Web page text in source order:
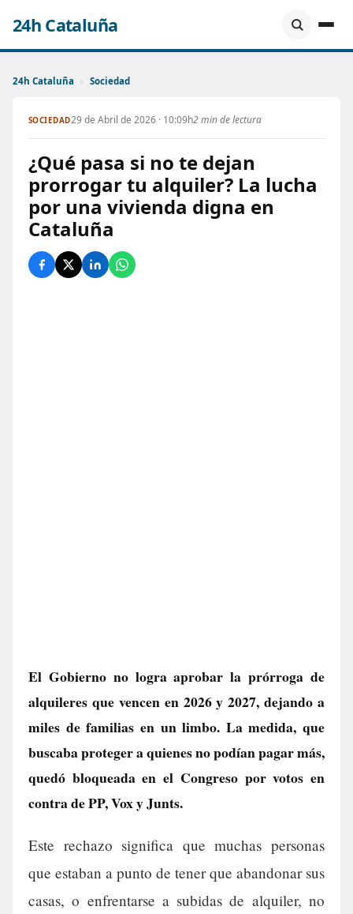
24h Cataluña
24h Cataluña › Sociedad
SOCIEDAD29 de Abril de 2026 · 10:09h2 min de lectura
¿Qué pasa si no te dejan
prorrogar tu alquiler? La lucha
por una vivienda digna en
Cataluña
El Gobierno no logra aprobar la prórroga de
alquileres que vencen en 2026 y 2027, dejando a
miles de familias en un limbo. La medida, que
buscaba proteger a quienes no podían pagar más,
quedó bloqueada en el Congreso por votos en
contra de PP, Vox y Junts.
Este rechazo significa que muchas personas
que estaban a punto de tener que abandonar sus
casas, o enfrentarse a subidas de alquiler, no